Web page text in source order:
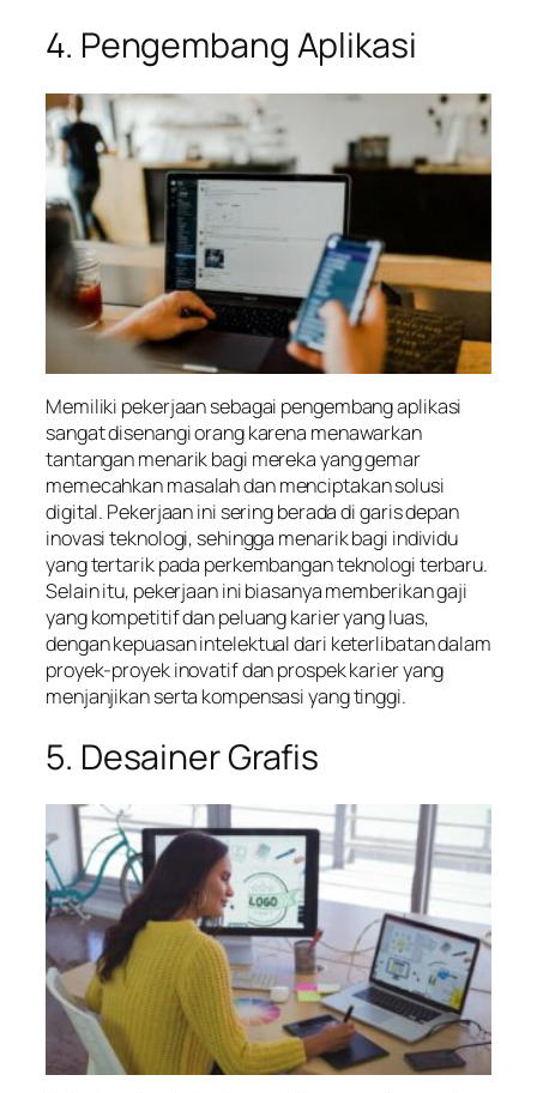
4. Pengembang Aplikasi
Memiliki pekerjaan sebagai pengembang aplikasi
sangat disenangi orang karena menawarkan
tantangan menarik bagi mereka yang gemar
memecahkan masalah dan menciptakan solusi
digital. Pekerjaan ini sering berada di garis depan
inovasi teknologi, sehingga menarik bagi individu
yang tertarik pada perkembangan teknologi terbaru.
Selain itu, pekerjaan ini biasanya memberikan gaji
yang kompetitif dan peluang karier yang luas,
dengan kepuasan intelektual dari keterlibatan dalam
proyek-proyek inovatif dan prospek karier yang
menjanjikan serta kompensasi yang tinggi.
5. Desainer Grafis